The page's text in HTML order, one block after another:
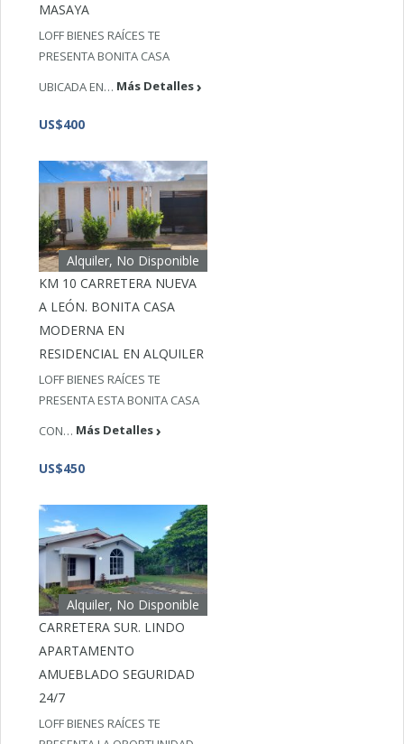
MASAYA
LOFF BIENES RAÍCES TE
PRESENTA BONITA CASA
UBICADA EN… Más Detalles
US$400
Alquiler, No Disponible
KM 10 CARRETERA NUEVA
A LEÓN. BONITA CASA
MODERNA EN
RESIDENCIAL EN ALQUILER
LOFF BIENES RAÍCES TE
PRESENTA ESTA BONITA CASA
CON… Más Detalles
US$450
Alquiler, No Disponible
CARRETERA SUR. LINDO
APARTAMENTO
AMUEBLADO SEGURIDAD
24/7
LOFF BIENES RAÍCES TE